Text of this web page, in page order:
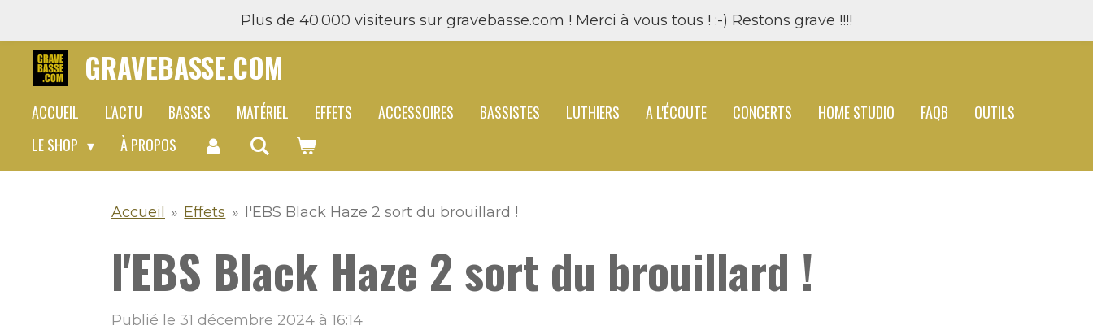
contenu
Plus de 40.000 visiteurs sur gravebasse.com ! Merci à vous tous ! :-) Restons grave !!!!
GRAVEBASSE.COM
ACCUEIL L'ACTU BASSES MATÉRIEL EFFETS ACCESSOIRES BASSISTES LUTHIERS A L'ÉCOUTE CONCERTS HOME STUDIO FAQB
OUTILS
LE SHOP
À PROPOS
Accueil » Effets » l'EBS Black Haze 2 sort du brouillard !
l'EBS Black Haze 2 sort du brouillard !
Publié le 31 décembre 2024 à 16:14